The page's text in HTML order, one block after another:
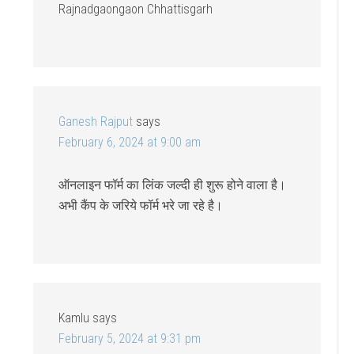
Rajnadgaongaon Chhattisgarh
Ganesh Rajput says
February 6, 2024 at 9:00 am
ऑनलाइन फॉर्म का लिंक जल्दी ही शुरू होने वाला है।
अभी कैंप के जरिये फॉर्म भरे जा रहे है।
Kamlu says
February 5, 2024 at 9:31 pm